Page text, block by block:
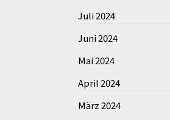
Juli 2024
Juni 2024
Mai 2024
April 2024
März 2024